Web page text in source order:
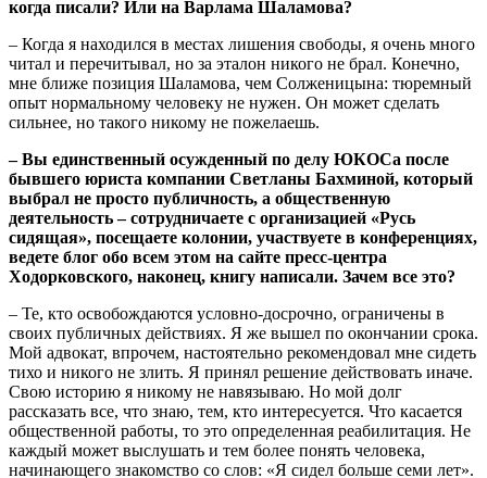
когда писали? Или на Варлама Шаламова?
– Когда я находился в местах лишения свободы, я очень много
читал и перечитывал, но за эталон никого не брал. Конечно,
мне ближе позиция Шаламова, чем Солженицына: тюремный
опыт нормальному человеку не нужен. Он может сделать
сильнее, но такого никому не пожелаешь.
– Вы единственный осужденный по делу ЮКОСа после
бывшего юриста компании Светланы Бахминой, который
выбрал не просто публичность, а общественную
деятельность – сотрудничаете с организацией «Русь
сидящая», посещаете колонии, участвуете в конференциях,
ведете блог обо всем этом на сайте пресс-центра
Ходорковского, наконец, книгу написали. Зачем все это?
– Те, кто освобождаются условно-досрочно, ограничены в
своих публичных действиях. Я же вышел по окончании срока.
Мой адвокат, впрочем, настоятельно рекомендовал мне сидеть
тихо и никого не злить. Я принял решение действовать иначе.
Свою историю я никому не навязываю. Но мой долг
рассказать все, что знаю, тем, кто интересуется. Что касается
общественной работы, то это определенная реабилитация. Не
каждый может выслушать и тем более понять человека,
начинающего знакомство со слов: «Я сидел больше семи лет».